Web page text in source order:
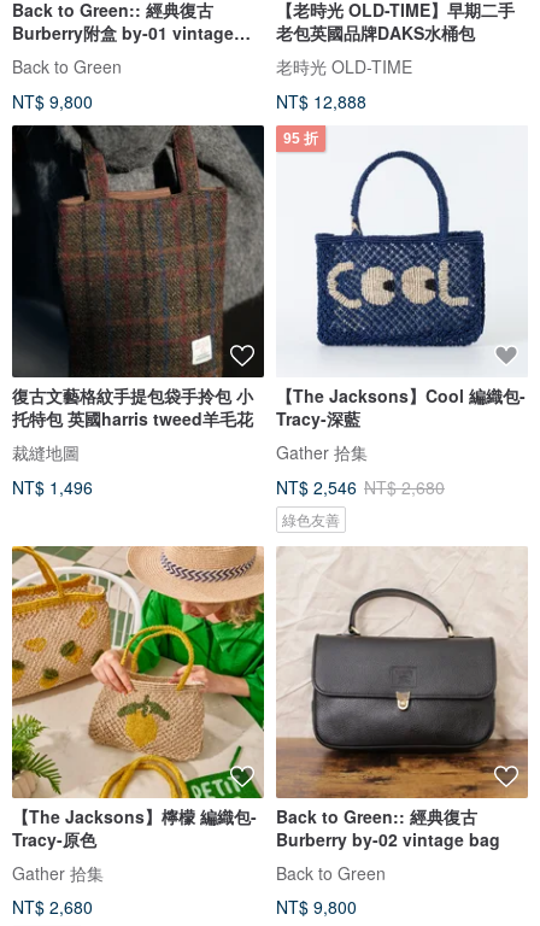
Back to Green:: 經典復古
Burberry附盒 by-01 vintage
bag
Back to Green
NT$ 9,800
【老時光 OLD-TIME】早期二手
老包英國品牌DAKS水桶包
老時光 OLD-TIME
NT$ 12,888
復古文藝格紋手提包袋手拎包 小
托特包 英國harris tweed羊毛花
裁縫地圖
NT$ 1,496
95 折
【The Jacksons】Cool 編織包-
Tracy-深藍
Gather 拾集
NT$ 2,546 NT$ 2,680
綠色友善
【The Jacksons】檸檬 編織包-
Tracy-原色
Gather 拾集
NT$ 2,680
Back to Green:: 經典復古
Burberry by-02 vintage bag
Back to Green
NT$ 9,800